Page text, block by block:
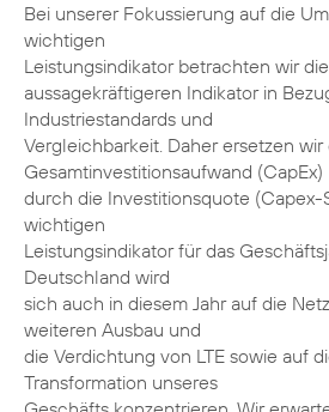
Bei unserer Fokussierung auf die
wichtigen
Leistungsindikator betrachten wir
aussagekräftigeren Indikator in
Industriestandards und
Vergleichbarkeit. Daher ersetzen wir
Gesamtinvestitionsaufwand (CapEx)
durch die Investitionsquote (Capex-
wichtigen
Leistungsindikator für das
Deutschland wird
sich auch in diesem Jahr auf die
weiteren Ausbau und
die Verdichtung von LTE sowie auf
Transformation unseres